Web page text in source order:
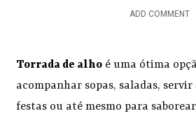
ADD COMMENT
Torrada de alho é uma ótima
acompanhar sopas, saladas,
festas ou até mesmo para